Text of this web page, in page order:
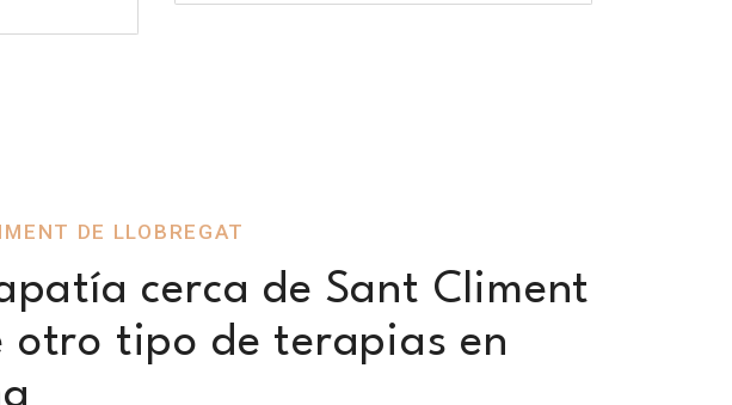
DE LLOBREGAT
cerca de Sant Climent
otro tipo de terapias en